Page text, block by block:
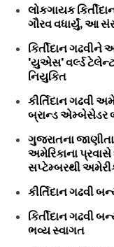
લોકગાયક
ગૌરવ વધાર્યું, આ
કિર્તીદાન ગઢવીને
'યુએસ' વર્લ્ડ
નિયુકિત
કીર્તિદાન ગઢવી
બ્રાન્ડ એમ્બેસેડર
ગુજરાતના જાણીતા
અમેરિકાના
સપ્ટેમ્બરથી
કીર્તિદાન ગઢવી
કિર્તીદાન ગઢવી
ભવ્ય સ્વાગત